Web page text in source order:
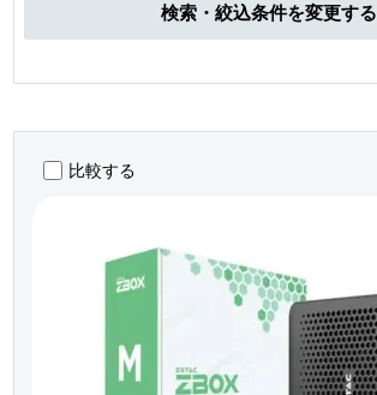
比較する
検索・絞込条件を変更する